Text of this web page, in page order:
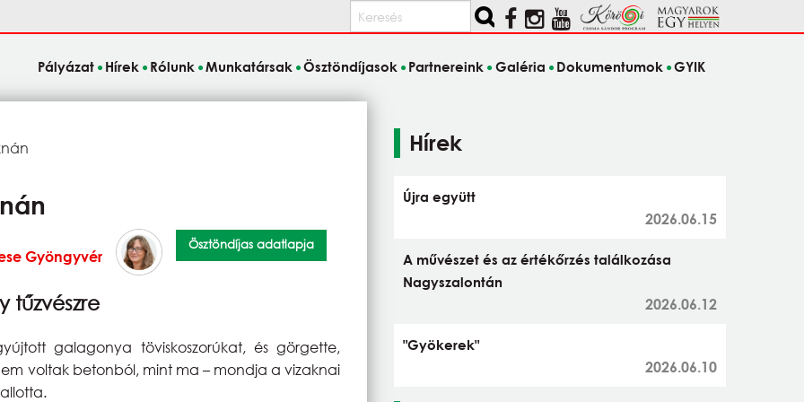
Keresés
Pályázat Hírek Rólunk Munkatársak Ösztöndíjasok Partnereink Galéria Dokumentumok GYIK
Gyöngyvér
Ösztöndíjas adatlapja
tűzvészre
galagonya töviskoszorúkat, és görgette,
voltak betonból, mint ma – mondja a vizaknai
Hírek
Újra együtt
2026.06.15
A művészet és az értékőrzés találkozása
Nagyszalontán
2026.06.12
"Gyökerek"
2026.06.10